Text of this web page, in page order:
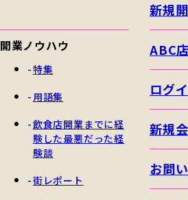
開業ノウハウ
特集
用語集
飲食店開業までに経
験した最悪だった経
験談
街レポート
新規
ABC
ログ
新規
お問